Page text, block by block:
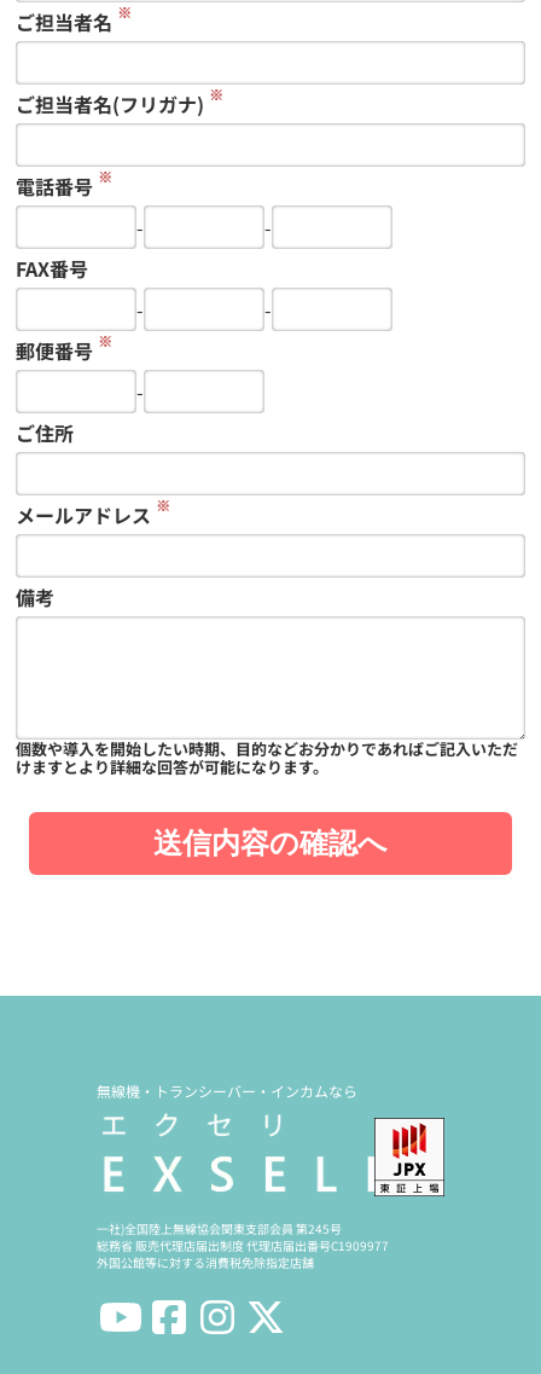
ご担当者名 ※
ご担当者名(フリガナ) ※
電話番号 ※
-
-
FAX番号
-
-
郵便番号 ※
-
ご住所
メールアドレス ※
備考
個数や導入を開始したい時期、目的などお分かりであればご記入いただ
けますとより詳細な回答が可能になります。
送信内容の確認へ
無線機・トランシーバー・インカムなら
一社)全国陸上無線協会関東支部会員 第245号
総務省 販売代理店届出制度 代理店届出番号C1909977
外国公館等に対する消費税免除指定店舗